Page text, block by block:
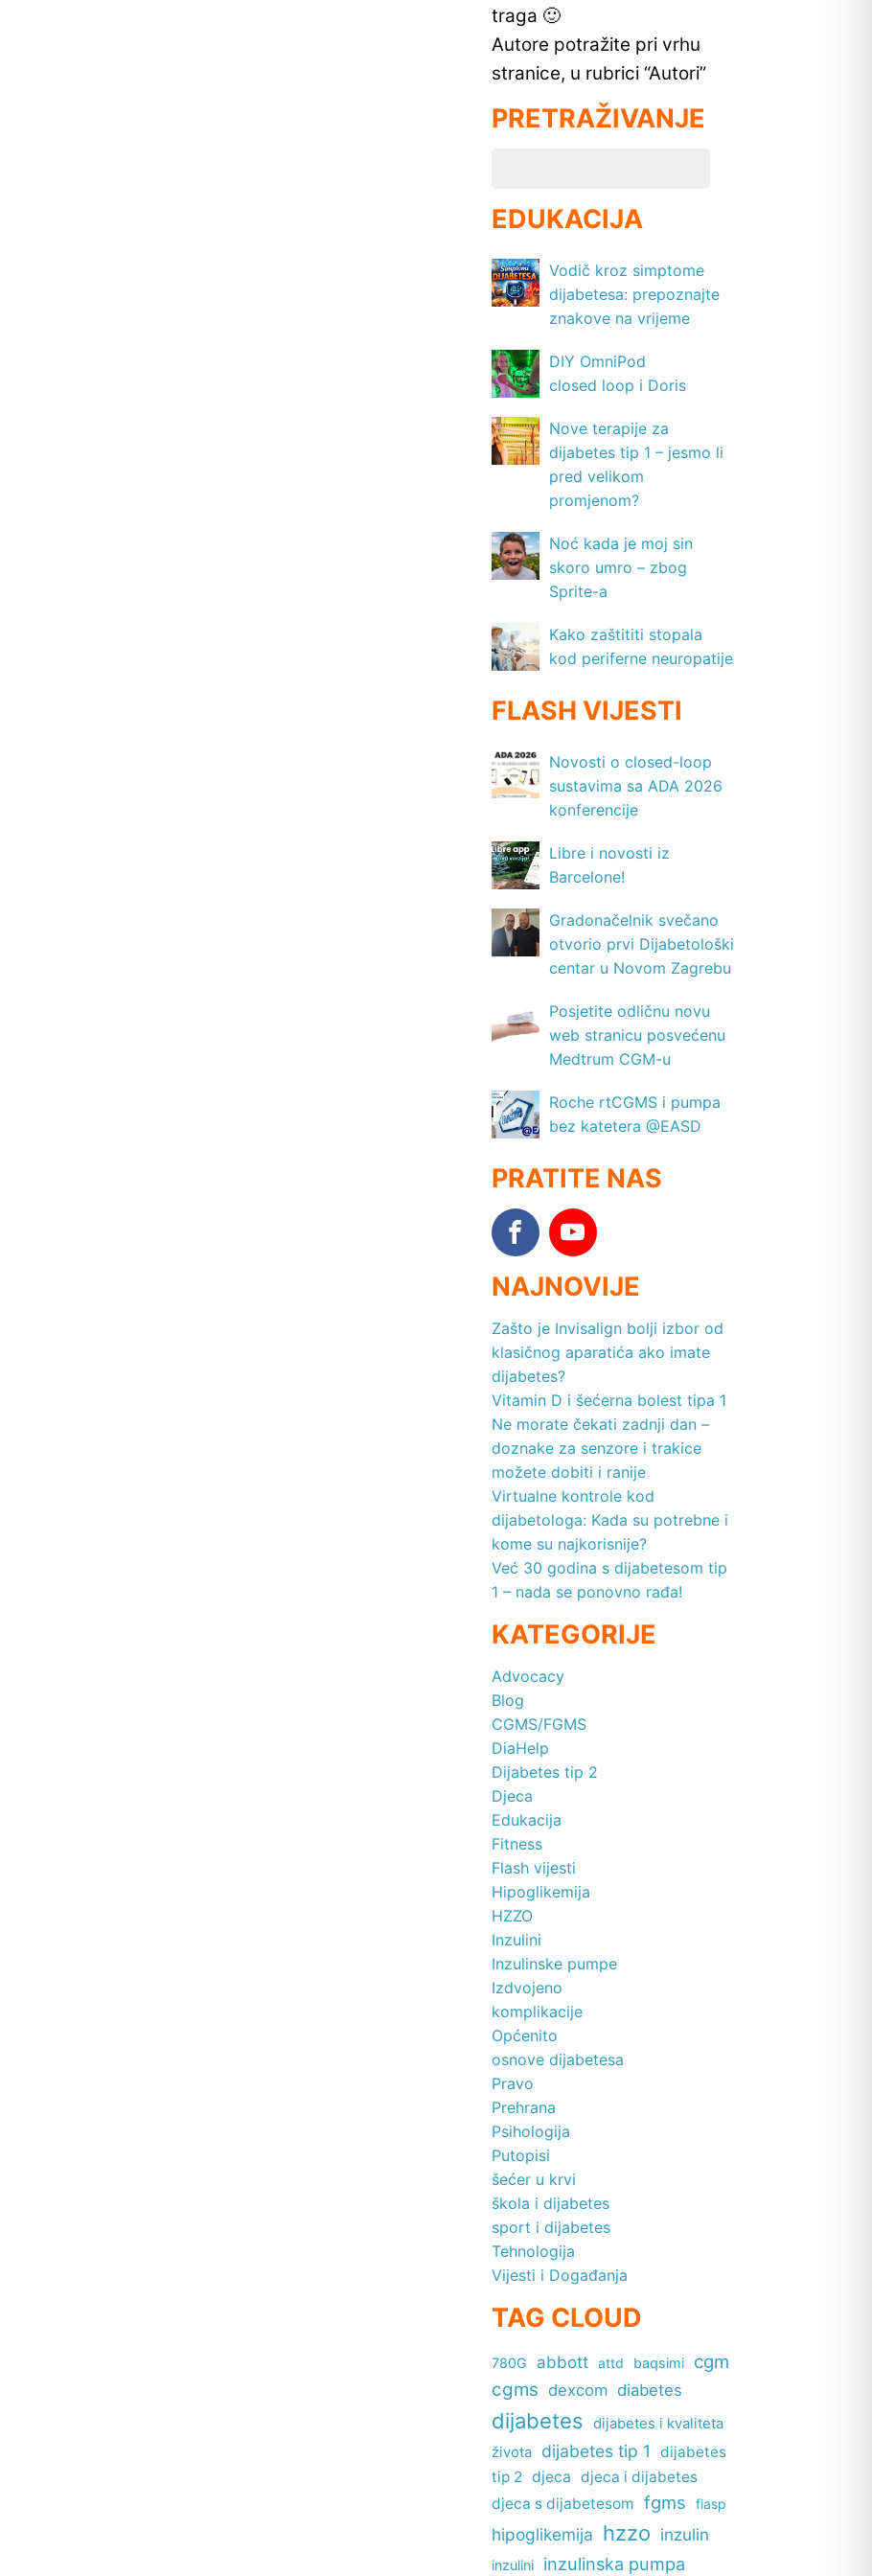
traga 🙂
Autore potražite pri vrhu
stranice, u rubrici “Autori”
PRETRAŽIVANJE
EDUKACIJA
Vodič kroz simptome
dijabetesa: prepoznajte
znakove na vrijeme
DIY OmniPod
closed loop i Doris
Nove terapije za
dijabetes tip 1 – jesmo li
pred velikom
promjenom?
Noć kada je moj sin
skoro umro – zbog
Sprite-a
Kako zaštititi stopala
kod periferne neuropatije
FLASH VIJESTI
Novosti o closed-loop
sustavima sa ADA 2026
konferencije
Libre i novosti iz
Barcelone!
Gradonačelnik svečano
otvorio prvi Dijabetološki
centar u Novom Zagrebu
Posjetite odličnu novu
web stranicu posvećenu
Medtrum CGM-u
Roche rtCGMS i pumpa
bez katetera @EASD
PRATITE NAS
NAJNOVIJE
Zašto je Invisalign bolji izbor od
klasičnog aparatića ako imate
dijabetes?
Vitamin D i šećerna bolest tipa 1
Ne morate čekati zadnji dan –
doznake za senzore i trakice
možete dobiti i ranije
Virtualne kontrole kod
dijabetologa: Kada su potrebne i
kome su najkorisnije?
Već 30 godina s dijabetesom tip
1 – nada se ponovno rađa!
KATEGORIJE
Advocacy
Blog
CGMS/FGMS
DiaHelp
Dijabetes tip 2
Djeca
Edukacija
Fitness
Flash vijesti
Hipoglikemija
HZZO
Inzulini
Inzulinske pumpe
Izdvojeno
komplikacije
Općenito
osnove dijabetesa
Pravo
Prehrana
Psihologija
Putopisi
šećer u krvi
škola i dijabetes
sport i dijabetes
Tehnologija
Vijesti i Događanja
TAG CLOUD
780G abbott attd baqsimi cgm
cgms dexcom diabetes
dijabetes
dijabetes i kvaliteta
života
dijabetes tip 1
dijabetes
tip 2 djeca djeca i dijabetes
djeca s dijabetesom fgms fiasp
hipoglikemija hzzo inzulin
inzulini inzulinska pumpa